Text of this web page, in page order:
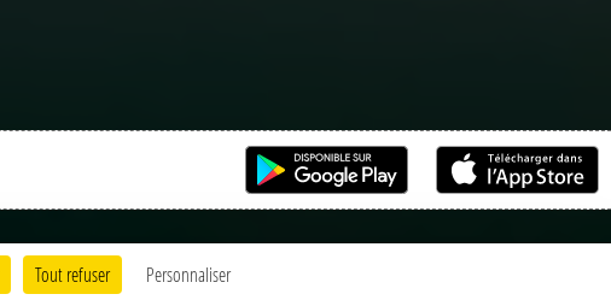
Tout refuser Personnaliser